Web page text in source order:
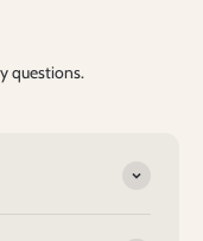
questions.